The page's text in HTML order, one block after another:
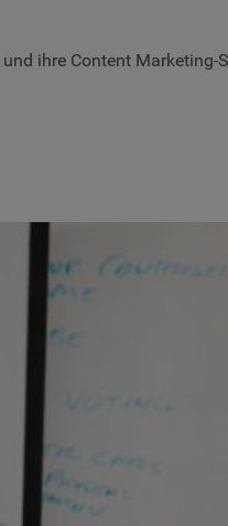
ihre Content Marketing-